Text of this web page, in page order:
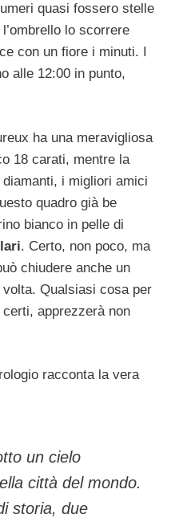
quasi fossero stelle
lo scorrere
con un fiore i minuti. I
alle 12:00 in punto,
ha una meravigliosa
18 carati, mentre la
i migliori amici
quadro già be
bianco in pelle di
. Certo, non poco, ma
chiudere anche un
Qualsiasi cosa per
apprezzerà non
racconta la vera
un cielo
città del mondo.
storia, due